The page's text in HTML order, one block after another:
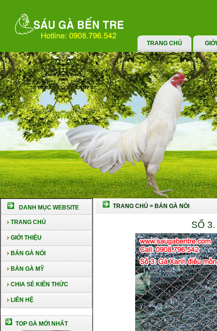
TRANG CHỦ
DANH MỤC WEBSITE
TRANG CHỦ
GIỚI THIỆU
BÁN GÀ NÒI
BÁN GÀ MỸ
CHIA SẺ KIẾN THỨC
LIÊN HỆ
TOP GÀ MỚI NHẤT
TRANG CHỦ > BÁN GÀ NÒI
SỐ